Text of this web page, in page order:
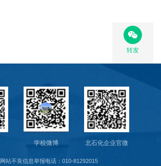
转发
学校微博 北石化企业官微
站不良信息举报电话：010-81292015